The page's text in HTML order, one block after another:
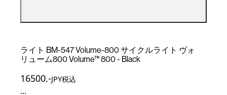
ライト BM-547 Volume-800 サイクルライト ヴォ
リューム800 Volume™ 800 - Black
16500.-JPY税込
...